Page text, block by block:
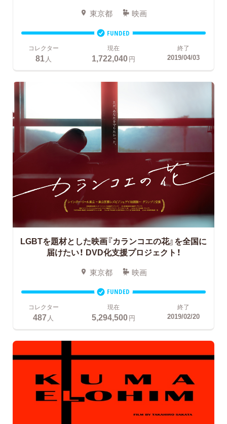
東京都 映画
FUNDED
コレクター
81人
現在
1,722,040円
終了
2019/04/03
LGBTを題材とした映画『カランコエの花』を全国に
届けたい！ DVD化支援プロジェクト！
東京都 映画
FUNDED
コレクター
487人
現在
5,294,500円
終了
2019/02/20